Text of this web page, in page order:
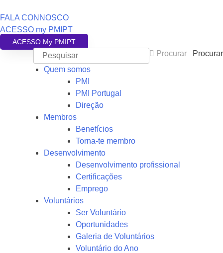
FALA CONNOSCO
ACESSO my PMIPT
ACESSO My PMIPT
Procurar
Procurar
Quem somos
PMI
PMI Portugal
Direção
Membros
Benefícios
Torna-te membro
Desenvolvimento
Desenvolvimento profissional
Certificações
Emprego
Voluntários
Ser Voluntário
Oportunidades
Galeria de Voluntários
Voluntário do Ano